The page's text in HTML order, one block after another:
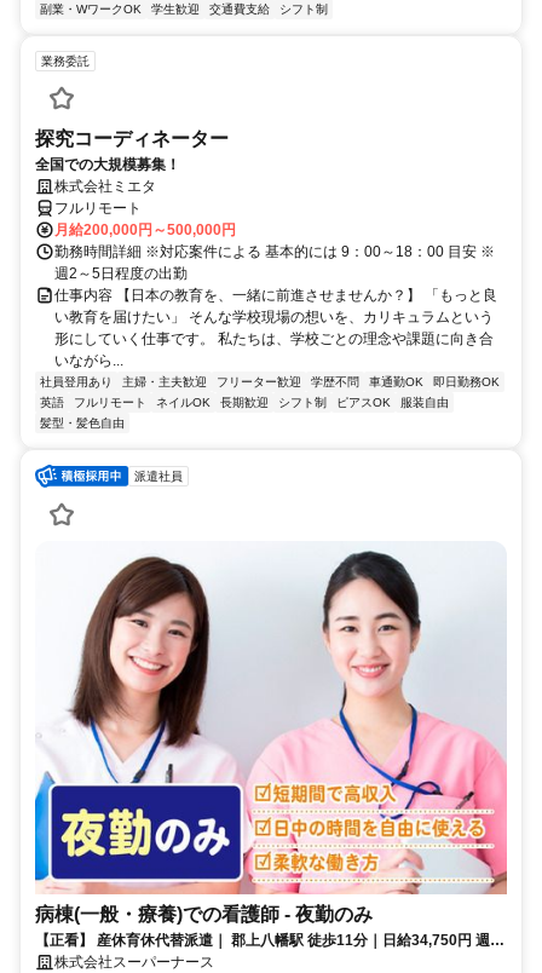
副業・WワークOK 学生歓迎 交通費支給 シフト制
業務委託
探究コーディネーター
全国での大規模募集！
株式会社ミエタ
フルリモート
月給200,000円～500,000円
勤務時間詳細 ※対応案件による 基本的には 9：00～18：00 目安 ※
週2～5日程度の出勤
仕事内容 【日本の教育を、一緒に前進させませんか？】 「もっと良
い教育を届けたい」 そんな学校現場の想いを、カリキュラムという
形にしていく仕事です。 私たちは、学校ごとの理念や課題に向き合
いながら...
社員登用あり 主婦・主夫歓迎 フリーター歓迎 学歴不問 車通勤OK
即日勤務OK
英語
フルリモート ネイルOK 長期歓迎 シフト制 ピアスOK
服装自由
髪型・髪色自由
派遣社員
病棟(一般・療養)での看護師 - 夜勤のみ
【正看】 産休育休代替派遣｜ 郡上八幡駅 徒歩11分｜日給34,750円 週1
日～株式会社スーパーナース